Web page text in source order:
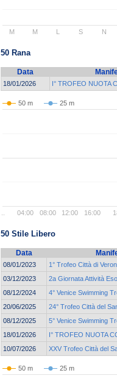
M M L S N
50 Rana
Data
18/01/2026 I° TROFEO NUOTA
50 m 25 m
04:00 08:00 12:00 16:00
50 Stile Libero
Data
08/01/2023
1° Trofeo Città di
03/12/2023
2a Giornata Attività
08/12/2024
4° Venice Swimming
20/06/2025
24° Trofeo Città del
08/12/2025
5° Venice Swimming
18/01/2026
I° TROFEO NUOTA
10/07/2026
XXV Trofeo Città del
50 m 25 m